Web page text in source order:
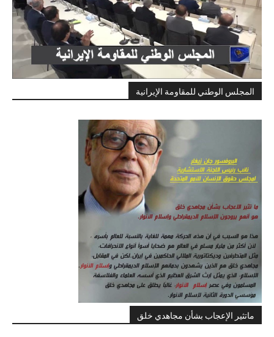
المجلس الوطني للمقاومة الإيرانية
ماتثير الإعجاب بشأن مجاهدي خلق